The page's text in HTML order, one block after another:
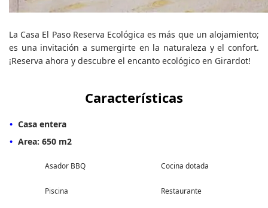
La Casa El Paso Reserva Ecológica es más que un alojamiento;
es una invitación a sumergirte en la naturaleza y el confort.
¡Reserva ahora y descubre el encanto ecológico en Girardot!
Características
Casa entera
Area: 650 m2
Asador BBQ Cocina dotada
Piscina Restaurante